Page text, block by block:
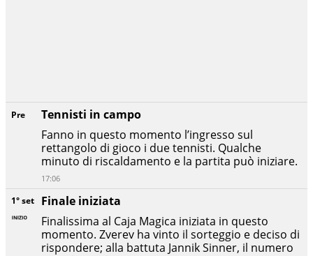
1° set
Finale iniziata
Finalissima al Caja Magica iniziata in questo
momento. Zverev ha vinto il sorteggio e deciso di
rispondere; alla battuta Jannik Sinner, il numero
Pre
Tennisti in campo
Fanno in questo momento l’ingresso sul
rettangolo di gioco i due tennisti. Qualche
minuto di riscaldamento e la partita può iniziare.
17:06